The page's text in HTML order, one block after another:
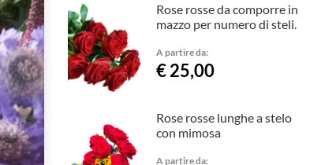
Rose rosse da comporre in
mazzo per numero di steli.
A partire da:
€ 25,00
Rose rosse lunghe a stelo
con mimosa
A partire da: